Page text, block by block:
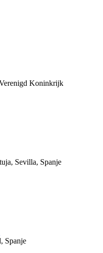
Koninkrijk
, Sevilla, Spanje
, Spanje